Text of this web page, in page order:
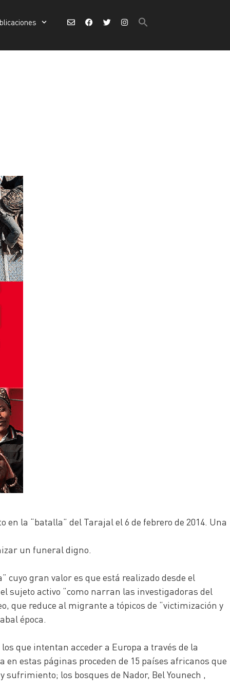
Botón de búsqueda
la “batalla” del Tarajal el 6 de febrero de 2014. Una
un funeral digno.
gran valor es que está realizado desde el
sujeto activo “como narran las investigadoras del
que reduce al migrante a tópicos de “victimización y
época.
que intentan acceder a Europa a través de la
estas páginas proceden de 15 países africanos que
los bosques de Nador, Bel Younech ,